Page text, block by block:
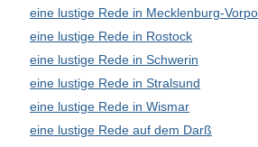
eine lustige Rede in Mecklenburg-
eine lustige Rede in Rostock
eine lustige Rede in Schwerin
eine lustige Rede in Stralsund
eine lustige Rede in Wismar
eine lustige Rede auf dem Darß